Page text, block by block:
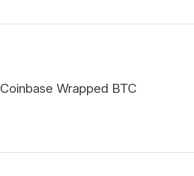
Coinbase Wrapped BTC